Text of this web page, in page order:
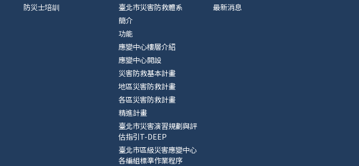
防災士培訓
臺北市災害防救體系
簡介
功能
應變中心樓層介紹
應變中心開設
災害防救基本計畫
地區災害防救計畫
各區災害防救計畫
精進計畫
臺北市災害演習規劃與評
估指引T-DEEP
臺北市區級災害應變中心
各編組標準作業程序
最新消息